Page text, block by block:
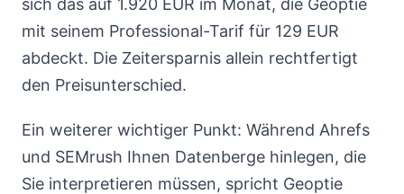
sich das auf 1.920 EUR im Monat, die Geoptie
mit seinem Professional-Tarif für 129 EUR
abdeckt. Die Zeitersparnis allein rechtfertigt
den Preisunterschied.
Ein weiterer wichtiger Punkt: Während Ahrefs
und SEMrush Ihnen Datenberge hinlegen, die
Sie interpretieren müssen, spricht Geoptie